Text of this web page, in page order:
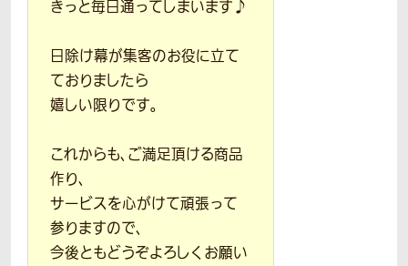
きっと毎日通ってしまいます♪
日除け幕が集客のお役に立て
ておりましたら
嬉しい限りです。
これからも、ご満足頂ける商品
作り、
サービスを心がけて頑張って
参りますので、
今後ともどうぞよろしくお願い